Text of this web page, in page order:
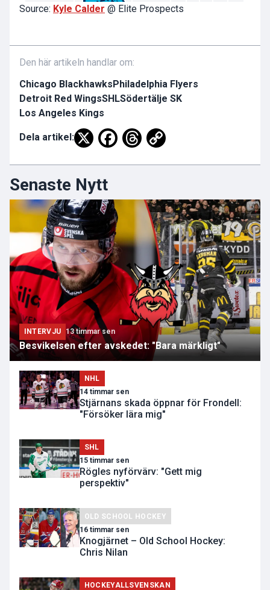
Source: Kyle Calder @ Elite Prospects
Den här artikeln handlar om:
Chicago Blackhawks Philadelphia Flyers
Detroit Red WingsSHLSödertälje SK
Los Angeles Kings
Dela artikel:
Senaste Nytt
INTERVJU 13 timmar sen
Besvikelsen efter avskedet: "Bara märkligt"
NHL
14 timmar sen
Stjärnans skada öppnar för Frondell:
"Försöker lära mig"
SHL
15 timmar sen
Rögles nyförvärv: "Gett mig
perspektiv"
OLD SCHOOL HOCKEY
16 timmar sen
Knogjärnet – Old School Hockey:
Chris Nilan
HOCKEYALLSVENSKAN